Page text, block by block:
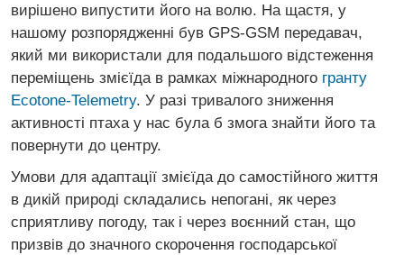
вирішено випустити його на волю. На щастя, у
нашому розпорядженні був GPS-GSM передавач,
який ми використали для подальшого відстеження
переміщень змієїда в рамках міжнародного гранту
Ecotone-Telemetry. У разі тривалого зниження
активності птаха у нас була б змога знайти його та
повернути до центру.
Умови для адаптації змієїда до самостійного життя
в дикій природі складались непогані, як через
сприятливу погоду, так і через воєнний стан, що
призвів до значного скорочення господарської